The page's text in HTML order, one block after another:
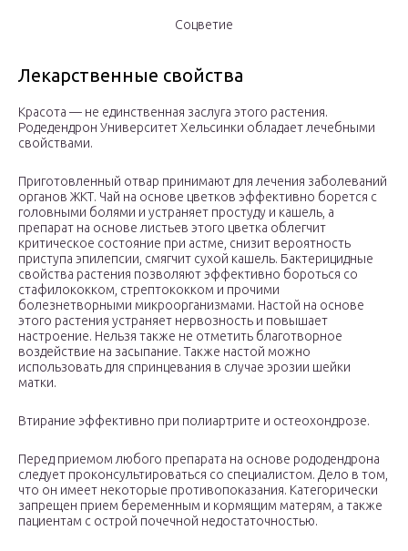
Соцветие
Лекарственные свойства
Красота — не единственная заслуга этого растения.
Родедендрон Университет Хельсинки обладает лечебными
свойствами.
Приготовленный отвар принимают для лечения заболеваний
органов ЖКТ. Чай на основе цветков эффективно борется с
головными болями и устраняет простуду и кашель, а
препарат на основе листьев этого цветка облегчит
критическое состояние при астме, снизит вероятность
приступа эпилепсии, смягчит сухой кашель. Бактерицидные
свойства растения позволяют эффективно бороться со
стафилококком, стрептококком и прочими
болезнетворными микроорганизмами. Настой на основе
этого растения устраняет нервозность и повышает
настроение. Нельзя также не отметить благотворное
воздействие на засыпание. Также настой можно
использовать для спринцевания в случае эрозии шейки
матки.
Втирание эффективно при полиартрите и остеохондрозе.
Перед приемом любого препарата на основе рододендрона
следует проконсультироваться со специалистом. Дело в том,
что он имеет некоторые противопоказания. Категорически
запрещен прием беременным и кормящим матерям, а также
пациентам с острой почечной недостаточностью.